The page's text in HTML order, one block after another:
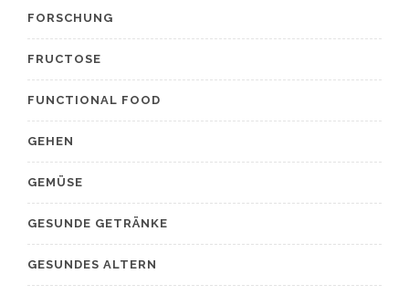
FORSCHUNG
FRUCTOSE
FUNCTIONAL FOOD
GEHEN
GEMÜSE
GESUNDE GETRÄNKE
GESUNDES ALTERN